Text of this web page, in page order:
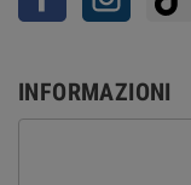
INFORMAZIONI